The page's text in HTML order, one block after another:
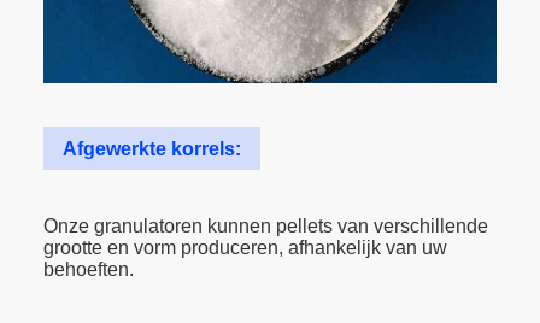
Afgewerkte korrels:
Onze granulatoren kunnen pellets van verschillende
grootte en vorm produceren, afhankelijk van uw
behoeften.